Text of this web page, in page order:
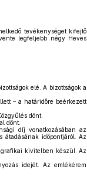
tevékenységet kifejtő
legfeljebb négy Heves
elé. A bizottságok a
– a határidőre beérkezett
dönt.
dönt.
díj vonatkozásában az
átadásának időpontjáról. Az
kivitelben készül. Az
idejét. Az emlékérem